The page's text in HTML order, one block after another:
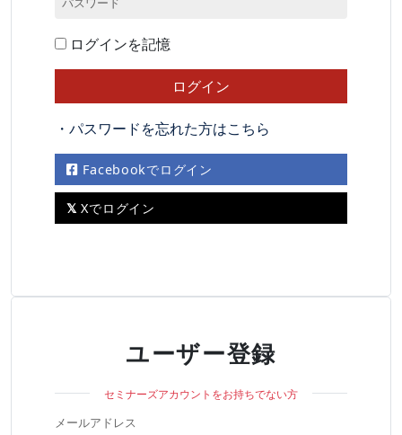
ログインを記憶
・パスワードを忘れた方はこちら
Facebookでログイン
Xでログイン
ユーザー登録
セミナーズアカウントをお持ちでない方
メールアドレス